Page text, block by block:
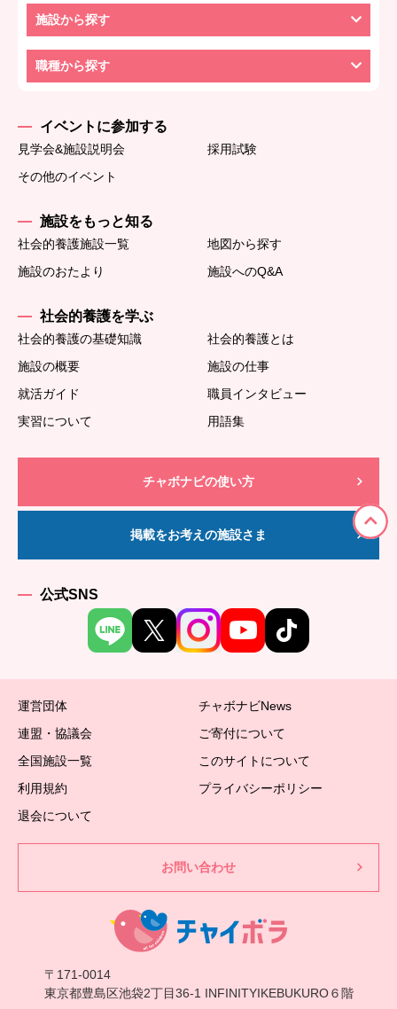
施設から探す
職種から探す
イベントに参加する
見学会&施設説明会
採用試験
その他のイベント
施設をもっと知る
社会的養護施設一覧
地図から探す
施設のおたより
施設へのQ&A
社会的養護を学ぶ
社会的養護の基礎知識
社会的養護とは
施設の概要
施設の仕事
就活ガイド
職員インタビュー
実習について
用語集
チャボナビの使い方
掲載をお考えの施設さま
公式SNS
運営団体
チャボナビNews
連盟・協議会
ご寄付について
全国施設一覧
このサイトについて
利用規約
プライバシーポリシー
退会について
お問い合わせ
〒171-0014
東京都豊島区池袋2丁目36-1 INFINITYIKEBUKURO６階